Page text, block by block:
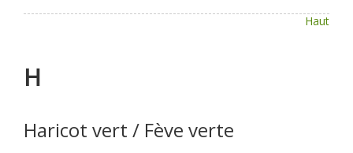
Haut
H
Haricot vert / Fève verte